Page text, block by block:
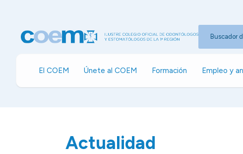
Buscador
El COEM Únete al COEM Formación Empleo y
Actualidad